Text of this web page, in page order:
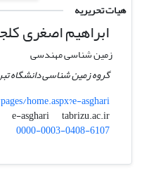
هیات تحریریه
ابراهیم اصغری
زمین شناسی مهندسی
گروه زمین شناسی دانشگاه
home.aspx?e-asghari
e-asghari
tabrizu.ac.ir
0000-0003-0408-6107